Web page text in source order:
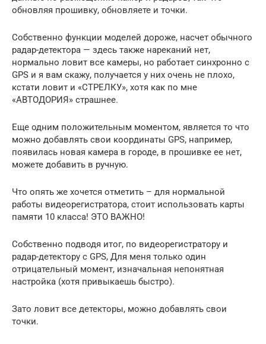
обновляя прошивку, обновляете и точки.
Собственно функции моделей дороже, насчет обычного
радар-детектора — здесь также нареканий нет,
нормально ловит все камеры, но работает синхронно с
GPS и я вам скажу, получается у них очень не плохо,
кстати ловит и «СТРЕЛКУ», хотя как по мне
«АВТОДОРИЯ» страшнее.
Еще одним положительным моментом, является то что
можно добавлять свои координаты GPS, например,
появилась новая камера в городе, в прошивке ее нет,
можете добавить в ручную.
Что опять же хочется отметить – для нормальной
работы видеорегистратора, стоит использовать карты
памяти 10 класса! ЭТО ВАЖНО!
Собственно подводя итог, по видеорегистратору и
радар-детектору с GPS, Для меня только один
отрицательный момент, изначальная непонятная
настройка (хотя привыкаешь быстро).
Зато ловит все детекторы, можно добавлять свои
точки.